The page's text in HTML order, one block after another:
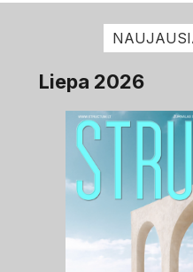
Liepa 2026